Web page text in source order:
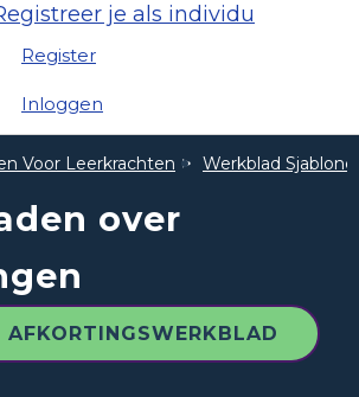
je als individu
Register
Inloggen
Voor Leerkrachten Werkblad
over
AFKORTINGSWERKBLAD